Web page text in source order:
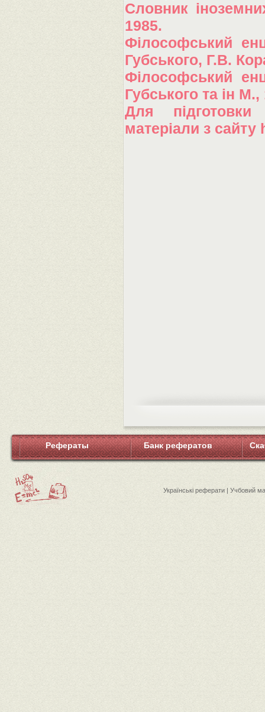
Словник
1985.
Філософський
Губського, Г.В.
Філософський
Губського та ін М.,
Для
матеріали з
Рефераты Банк рефератов
Українські реферати | Учбовий